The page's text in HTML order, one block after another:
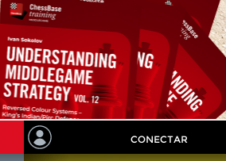
CONECTAR